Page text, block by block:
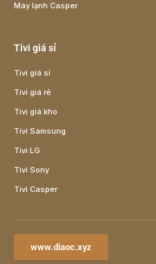
Máy lạnh Casper
Tivi giá sỉ
Tivi giá sỉ
Tivi giá rẻ
Tivi giá kho
Tivi Samsung
Tivi LG
Tivi Sony
Tivi Casper
www.diaoc.xyz